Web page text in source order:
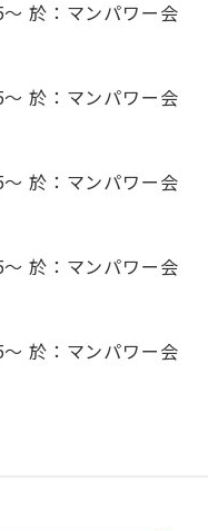
於：マンパワー会
於：マンパワー会
於：マンパワー会
於：マンパワー会
於：マンパワー会